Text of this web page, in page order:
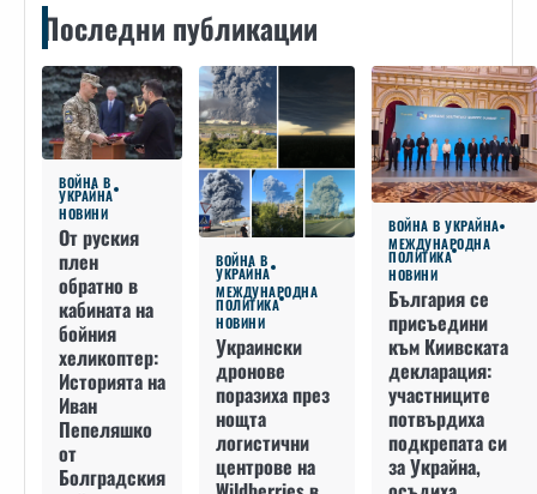
Последни публикации
ВОЙНА В
УКРАЙНА
НОВИНИ
От руския
плен
обратно в
кабината на
бойния
хеликоптер:
Историята на
Иван
Пепеляшко
от
Болградския
ВОЙНА В
УКРАЙНА
МЕЖДУНАРОДНА
ПОЛИТИКА
НОВИНИ
Украински
дронове
поразиха през
нощта
логистични
центрове на
ВОЙНА В УКРАЙНА
МЕЖДУНАРОДНА
ПОЛИТИКА
НОВИНИ
България се
присъедини
към Киивската
декларация:
участниците
потвърдиха
подкрепата си
за Украйна,